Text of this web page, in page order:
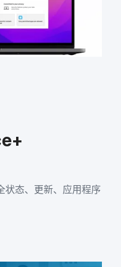
+
状态、​更新、​应用​程序​